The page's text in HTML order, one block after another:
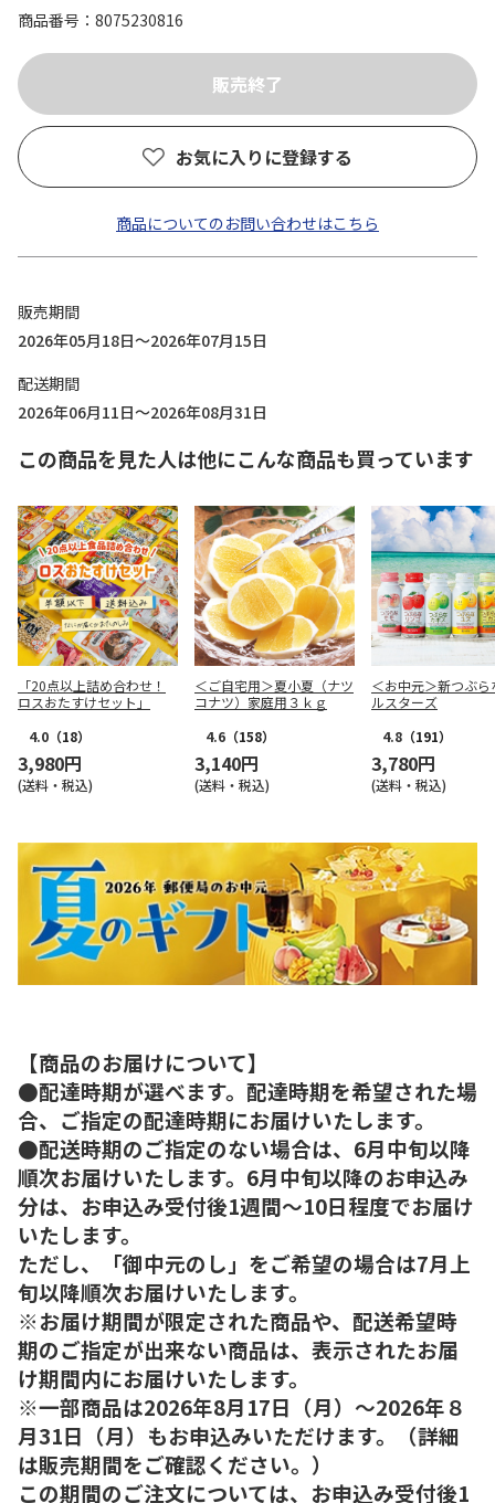
商品番号
8075230816
お気に入りに登録する
商品についてのお問い合わせはこちら
販売期間
2026年05月18日～2026年07月15日
配送期間
2026年06月11日～2026年08月31日
この商品を見た人は他にこんな商品も買っています
「20点以上詰め合わせ！
ロスおたすけセット」
4.0 （18）
3,980円
(送料・税込)
＜ご自宅用＞夏小夏（ナツ
コナツ）家庭用３ｋｇ
4.6 （158）
3,140円
(送料・税込)
＜お中元＞新つぶら
ルスターズ
4.8 （191）
3,780円
(送料・税込)
【商品のお届けについて】
●配達時期が選べます。配達時期を希望された場
合、ご指定の配達時期にお届けいたします。
●配送時期のご指定のない場合は、6月中旬以降
順次お届けいたします。6月中旬以降のお申込み
分は、お申込み受付後1週間～10日程度でお届け
いたします。
ただし、「御中元のし」をご希望の場合は7月上
旬以降順次お届けいたします。
※お届け期間が限定された商品や、配送希望時
期のご指定が出来ない商品は、表示されたお届
け期間内にお届けいたします。
※一部商品は2026年8月17日（月）～2026年８
月31日（月）もお申込みいただけます。（詳細
は販売期間をご確認ください。）
この期間のご注文については、お申込み受付後1